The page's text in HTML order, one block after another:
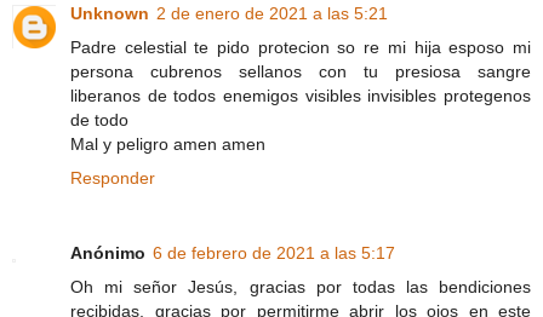
Unknown 2 de enero de 2021 a las 5:21
Padre celestial te pido protecion so re mi hija esposo mi
persona cubrenos sellanos con tu presiosa sangre
liberanos de todos enemigos visibles invisibles protegenos
de todo
Mal y peligro amen amen
Responder
Anónimo 6 de febrero de 2021 a las 5:17
Oh mi señor Jesús, gracias por todas las bendiciones
recibidas, gracias por permitirme abrir los ojos en este